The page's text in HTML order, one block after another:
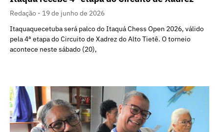
Redação
19 de junho de 2026
Itaquaquecetuba será palco do Itaquá Chess Open 2026, válido
pela 4ª etapa do Circuito de Xadrez do Alto Tietê. O torneio
acontece neste sábado (20),